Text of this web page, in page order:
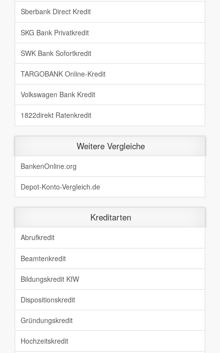
Sberbank Direct Kredit
SKG Bank Privatkredit
SWK Bank Sofortkredit
TARGOBANK Online-Kredit
Volkswagen Bank Kredit
1822direkt Ratenkredit
Weitere Vergleiche
BankenOnline.org
Depot-Konto-Vergleich.de
Kreditarten
Abrufkredit
Beamtenkredit
Bildungskredit KfW
Dispositionskredit
Gründungskredit
Hochzeitskredit